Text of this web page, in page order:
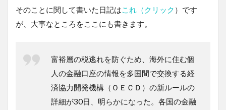
そのことに関して書いた日記は これ（クリック ）です
が、大事なところをここにも書きます。
富裕層の税逃れを防ぐため、海外に住む個
人の金融口座の情報を多国間で交換する経
済協力開発機構（ＯＥＣＤ）の新ルールの
詳細が30日、明らかになった。各国の金融